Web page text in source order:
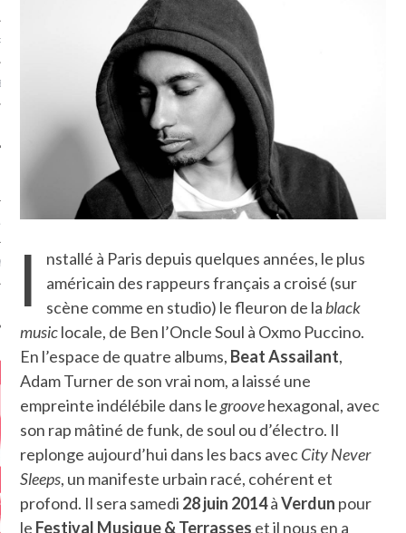
I
nstallé à Paris depuis quelques années, le plus
américain des rappeurs français a croisé (sur
scène comme en studio) le fleuron de la black
musiclocale, de Ben l’Oncle Soul à Oxmo Puccino.
En l’espace de quatre albums,
,
Adam Turner de son vrai nom, a laissé une
empreinte indélébile dans legroovehexagonal, avec
son rap mâtiné de funk, de soul ou d’électro. Il
replonge aujourd’hui dans les bacs avecCity Never
Sleeps, un manifeste urbain racé, cohérent et
profond. Il sera samedi 28 juin 2014àVerdun pour
le Festival Musique & Terrasses et il nous en a